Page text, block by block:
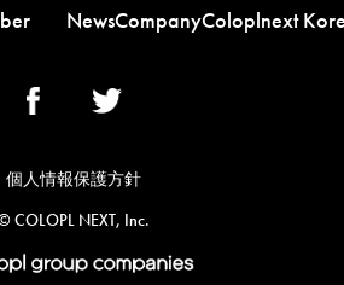
NewsCompanyColoplnext
個人情報保護方針
COLOPL NEXT, Inc.